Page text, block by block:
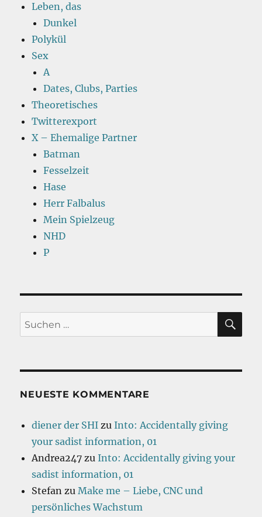
Leben, das
Dunkel
Polykül
Sex
A
Dates, Clubs, Parties
Theoretisches
Twitterexport
X – Ehemalige Partner
Batman
Fesselzeit
Hase
Herr Falbalus
Mein Spielzeug
NHD
P
Suchen
nach:
NEUESTE KOMMENTARE
diener der SHI zuInto: Accidentally giving
your sadist information, 01
Andrea247 zuInto: Accidentally giving your
sadist information, 01
Stefan zuMake me – Liebe, CNC und
persönliches Wachstum